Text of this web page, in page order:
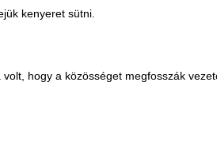
kenyeret sütni.
hogy a közösséget megfosszák